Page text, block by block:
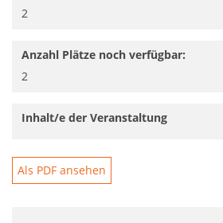
2
Anzahl Plätze noch verfügbar:
2
Inhalt/e der Veranstaltung
Als PDF ansehen